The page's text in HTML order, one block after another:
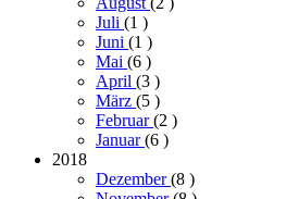
Juli (1 )
Juni (1 )
Mai (6 )
April (3 )
März (5 )
Februar(2 )
Januar(6 )
2018
Dezember(8 )